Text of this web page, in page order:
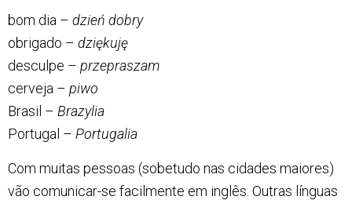
bom dia – dzień dobry
obrigado – dziękuję
desculpe – przepraszam
cerveja – piwo
Brasil – Brazylia
Portugal – Portugalia
Com muitas pessoas (sobetudo nas cidades maiores)
vão comunicar-se facilmente em inglês. Outras línguas